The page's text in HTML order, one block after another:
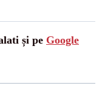
și pe Google